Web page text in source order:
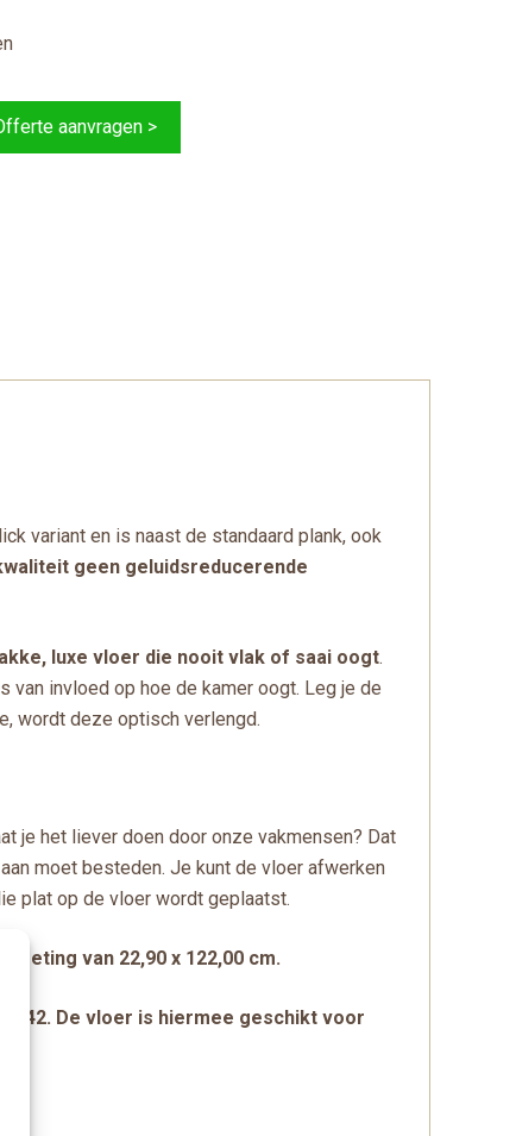
aanvragen >
variant en is naast de standaard plank, ook
geen geluidsreducerende
luxe vloer die nooit vlak of saai oogt.
invloed op hoe de kamer oogt. Leg je de
wordt deze optisch verlengd.
je het liever doen door onze vakmensen? Dat
moet besteden. Je kunt de vloer afwerken
plat op de vloer wordt geplaatst.
afmeting van 22,90 x 122,00 cm.
42. De vloer is hiermee geschikt voor